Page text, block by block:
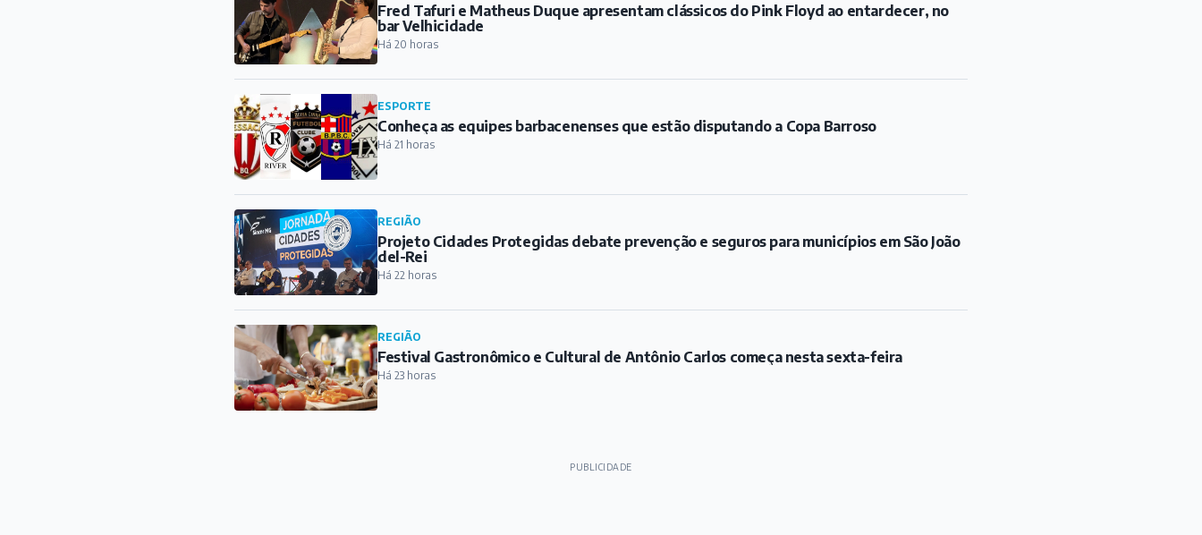
Fred Tafuri e Matheus Duque apresentam clássicos do Pink Floyd ao entardecer, no
bar Velhicidade
Há 20 horas
ESPORTE
Conheça as equipes barbacenenses que estão disputando a Copa Barroso
Há 21 horas
REGIÃO
Projeto Cidades Protegidas debate prevenção e seguros para municípios em São João
del-Rei
Há 22 horas
REGIÃO
Festival Gastronômico e Cultural de Antônio Carlos começa nesta sexta-feira
Há 23 horas
PUBLICIDADE